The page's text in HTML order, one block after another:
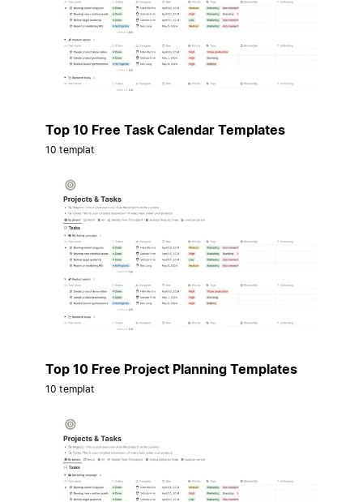
Top 10 Free Task Calendar Templates
10 templat
Top 10 Free Project Planning Templates
10 templat